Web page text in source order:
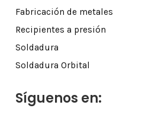
Fabricación de metales
Recipientes a presión
Soldadura
Soldadura Orbital
Síguenos en: